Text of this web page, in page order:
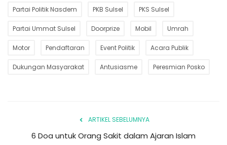
Partai Politik Nasdem PKB Sulsel PKS Sulsel
Partai Ummat Sulsel Doorprize Mobil Umrah
Motor Pendaftaran Event Politik Acara Publik
Dukungan Masyarakat Antusiasme Peresmian Posko
ARTIKEL SEBELUMNYA
6 Doa untuk Orang Sakit dalam Ajaran Islam